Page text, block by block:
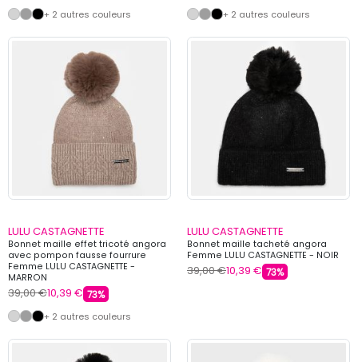
+ 2 autres couleurs
+ 2 autres couleurs
LULU CASTAGNETTE
Bonnet maille effet tricoté angora
avec pompon fausse fourrure
Femme LULU CASTAGNETTE -
MARRON
39,00 €10,39 € 73%
+ 2 autres couleurs
LULU CASTAGNETTE
Bonnet maille tacheté angora
Femme LULU CASTAGNETTE - NOIR
39,00 €10,39 € 73%